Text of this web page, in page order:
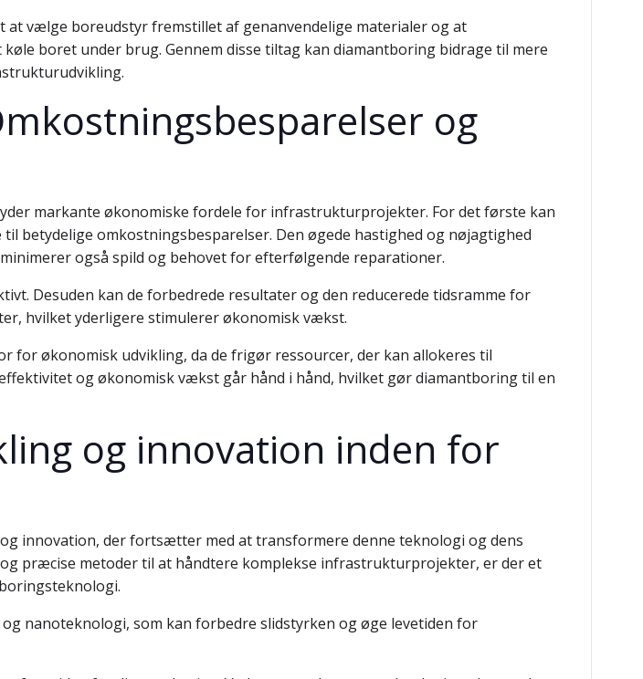
vælge boreudstyr fremstillet af genanvendelige materialer og at
boret under brug. Gennem disse tiltag kan diamantboring bidrage til mere
og
markante økonomiske fordele for infrastrukturprojekter. For det første kan
betydelige omkostningsbesparelser. Den øgede hastighed og nøjagtighed
også spild og behovet for efterfølgende reparationer.
Desuden kan de forbedrede resultater og den reducerede tidsramme for
hvilket yderligere stimulerer økonomisk vækst.
for økonomisk udvikling, da de frigør ressourcer, der kan allokeres til
og økonomisk vækst går hånd i hånd, hvilket gør diamantboring til en
og innovation inden for
innovation, der fortsætter med at transformere denne teknologi og dens
præcise metoder til at håndtere komplekse infrastrukturprojekter, er der et
nanoteknologi, som kan forbedre slidstyrken og øge levetiden for